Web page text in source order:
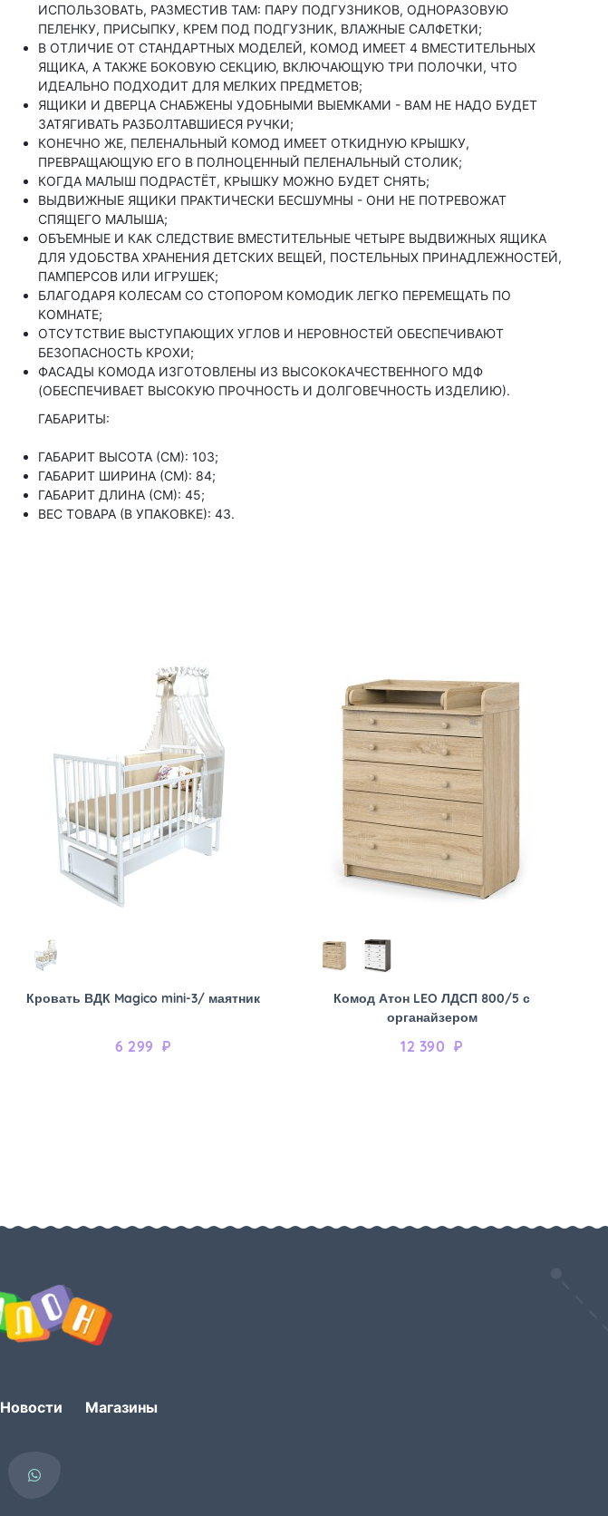
ИСПОЛЬЗОВАТЬ, РАЗМЕСТИВ ТАМ: ПАРУ ПОДГУЗНИКОВ, ОДНОРАЗОВУЮ
ПЕЛЕНКУ, ПРИСЫПКУ, КРЕМ ПОД ПОДГУЗНИК, ВЛАЖНЫЕ САЛФЕТКИ;
В ОТЛИЧИЕ ОТ СТАНДАРТНЫХ МОДЕЛЕЙ, КОМОД ИМЕЕТ 4 ВМЕСТИТЕЛЬНЫХ
ЯЩИКА, А ТАКЖЕ БОКОВУЮ СЕКЦИЮ, ВКЛЮЧАЮЩУЮ ТРИ ПОЛОЧКИ, ЧТО
ИДЕАЛЬНО ПОДХОДИТ ДЛЯ МЕЛКИХ ПРЕДМЕТОВ;
ЯЩИКИ И ДВЕРЦА СНАБЖЕНЫ УДОБНЫМИ ВЫЕМКАМИ - ВАМ НЕ НАДО БУДЕТ
ЗАТЯГИВАТЬ РАЗБОЛТАВШИЕСЯ РУЧКИ;
КОНЕЧНО ЖЕ, ПЕЛЕНАЛЬНЫЙ КОМОД ИМЕЕТ ОТКИДНУЮ КРЫШКУ,
ПРЕВРАЩАЮЩУЮ ЕГО В ПОЛНОЦЕННЫЙ ПЕЛЕНАЛЬНЫЙ СТОЛИК;
КОГДА МАЛЫШ ПОДРАСТЁТ, КРЫШКУ МОЖНО БУДЕТ СНЯТЬ;
ВЫДВИЖНЫЕ ЯЩИКИ ПРАКТИЧЕСКИ БЕСШУМНЫ - ОНИ НЕ ПОТРЕВОЖАТ
СПЯЩЕГО МАЛЫША;
ОБЪЕМНЫЕ И КАК СЛЕДСТВИЕ ВМЕСТИТЕЛЬНЫЕ ЧЕТЫРЕ ВЫДВИЖНЫХ ЯЩИКА
ДЛЯ УДОБСТВА ХРАНЕНИЯ ДЕТСКИХ ВЕЩЕЙ, ПОСТЕЛЬНЫХ ПРИНАДЛЕЖНОСТЕЙ,
ПАМПЕРСОВ ИЛИ ИГРУШЕК;
БЛАГОДАРЯ КОЛЕСАМ СО СТОПОРОМ КОМОДИК ЛЕГКО ПЕРЕМЕЩАТЬ ПО
КОМНАТЕ;
ОТСУТСТВИЕ ВЫСТУПАЮЩИХ УГЛОВ И НЕРОВНОСТЕЙ ОБЕСПЕЧИВАЮТ
БЕЗОПАСНОСТЬ КРОХИ;
ФАСАДЫ КОМОДА ИЗГОТОВЛЕНЫ ИЗ ВЫСОКОКАЧЕСТВЕННОГО МДФ
(ОБЕСПЕЧИВАЕТ ВЫСОКУЮ ПРОЧНОСТЬ И ДОЛГОВЕЧНОСТЬ ИЗДЕЛИЮ).
ГАБАРИТЫ:
ГАБАРИТ ВЫСОТА (СМ): 103;
ГАБАРИТ ШИРИНА (СМ): 84;
ГАБАРИТ ДЛИНА (СМ): 45;
ВЕС ТОВАРА (В УПАКОВКЕ): 43.
Кровать ВДК Magico mini-3/ маятник
6 299 ₽
Комод Атон LEO ЛДСП 800/5 с
органайзером
12 390 ₽
Новости Магазины